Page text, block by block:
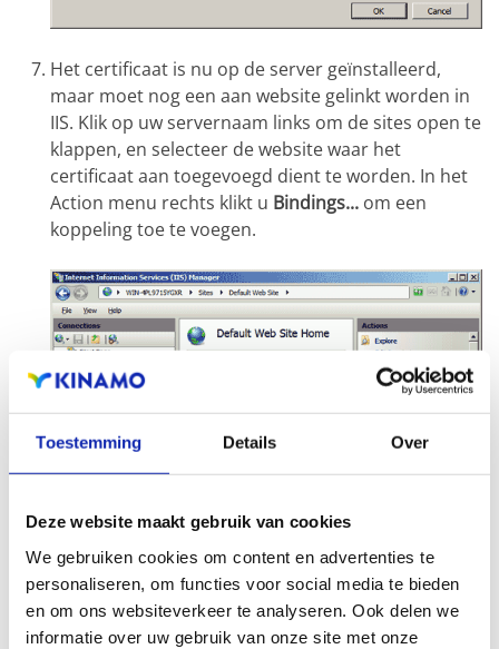
Toestemming Details Over
Deze website maakt gebruik van cookies
We gebruiken cookies om content en advertenties te
personaliseren, om functies voor social media te bieden
en om ons websiteverkeer te analyseren. Ook delen we
informatie over uw gebruik van onze site met onze
Het certificaat is nu op de server geïnstalleerd,
maar moet nog een aan website gelinkt worden in
IIS. Klik op uw servernaam links om de sites open te
klappen, en selecteer de website waar het
certificaat aan toegevoegd dient te worden. In het
Action menu rechts klikt u Bindings... om een
koppeling toe te voegen.
In het Site Bindings venster klikt uAdd...om het